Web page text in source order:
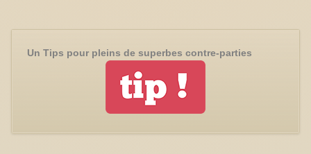
Un Tips pour pleins de superbes contre-parties